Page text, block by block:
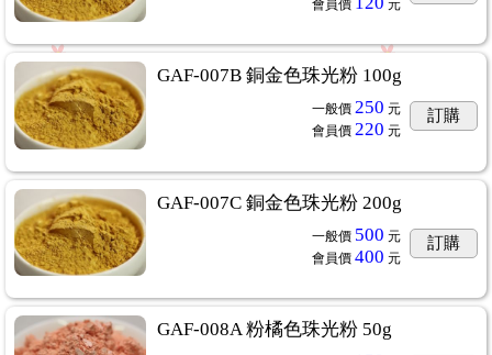
會員價 元
GAF-007B 銅金色珠光粉 100g
一般價 250 元
會員價 220 元
訂購
GAF-007C 銅金色珠光粉 200g
一般價 500 元
會員價 400 元
訂購
GAF-008A 粉橘色珠光粉 50g